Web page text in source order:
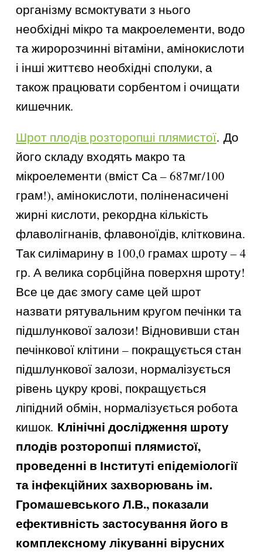
організму всмоктувати з нього
необхідні мікро та макроелементи, водо
та жиророзчинні вітаміни, амінокислоти
і інші життєво необхідні сполуки, а
також працювати сорбентом і очищати
кишечник.
Шрот плодів розторопші плямистої. До
його складу входять макро та
мікроелементи (вміст Са – 687мг/100
грам!), амінокислоти, поліненасичені
жирні кислоти, рекордна кількість
флаволігнанів, флавоноїдів, клітковина.
Так силімарину в 100,0 грамах шроту – 4
гр. А велика сорбційна поверхня шроту!
Все це дає змогу саме цей шрот
назвати рятувальним кругом печінки та
підшлункової залози! Відновивши стан
печінкової клітини – покращується стан
підшлункової залози, нормалізується
рівень цукру крові, покращується
ліпідний обмін, нормалізується робота
кишок. Клінічні дослідження шроту
плодів розторопші плямистої,
проведенні в Інституті епідеміології
та інфекційних захворювань ім.
Громашевського Л.В., показали
ефективність застосування його в
комплексному лікуванні вірусних